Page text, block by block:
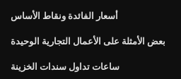
أسعار الفائدة ونقاط الأساس
بعض الأمثلة على الأعمال التجارية الوحيدة
ساعات تداول سندات الخزينة